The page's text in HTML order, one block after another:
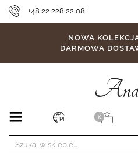
+48 22 228 22 08
NOWA
DARMOWA
PL X